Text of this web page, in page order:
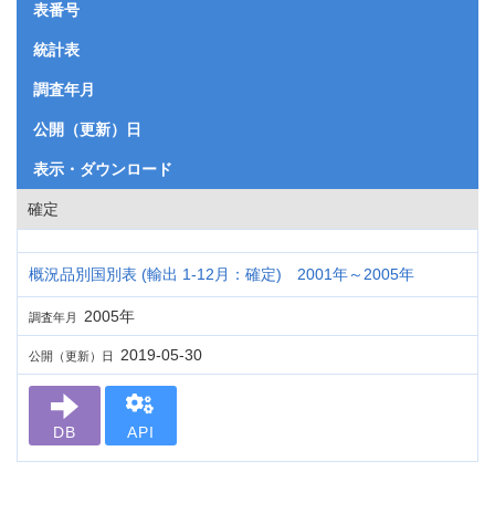
表番号
統計表
調査年月
公開（更新）日
表示・ダウンロード
確定
概況品別国別表 (輸出 1-12月：確定) 2001年～2005年
調査年月 2005年
公開（更新）日 2019-05-30
DB API